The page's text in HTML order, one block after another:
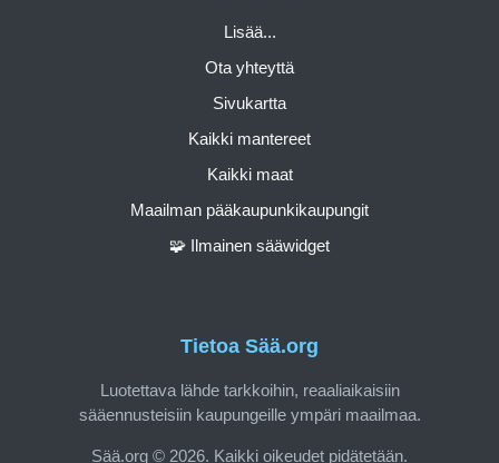
Tietoa Sää.org
Luotettava lähde tarkkoihin, reaaliaikaisiin
sääennusteisiin kaupungeille ympäri maailmaa.
Sää.org © 2026. Kaikki oikeudet pidätetään.
Lisää...
Ota yhteyttä
Sivukartta
Kaikki mantereet
Kaikki maat
Maailman pääkaupunkikaupungit
🧩 Ilmainen sääwidget